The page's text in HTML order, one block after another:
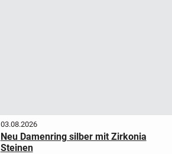
03.08.2026
Neu Damenring silber mit Zirkonia
Steinen